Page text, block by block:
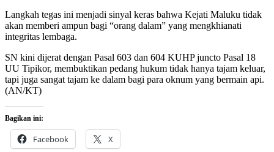
Langkah tegas ini menjadi sinyal keras bahwa Kejati Maluku tidak
akan memberi ampun bagi “orang dalam” yang mengkhianati
integritas lembaga.
SN kini dijerat dengan Pasal 603 dan 604 KUHP juncto Pasal 18
UU Tipikor, membuktikan pedang hukum tidak hanya tajam keluar,
tapi juga sangat tajam ke dalam bagi para oknum yang bermain api.
(AN/KT)
Bagikan ini:
Facebook X